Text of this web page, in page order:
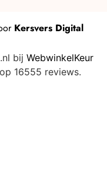
Kersvers Digital
bij WebwinkelKeur
16555 reviews.